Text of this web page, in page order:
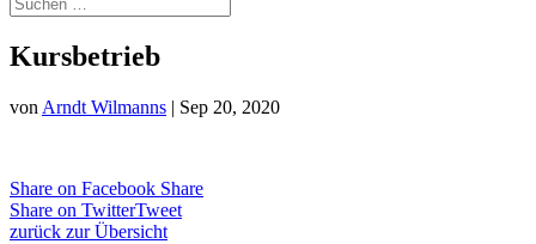
Kursbetrieb
von Arndt Wilmanns | Sep 20, 2020
Share on Facebook Share
Share on TwitterTweet
zurück zur Übersicht